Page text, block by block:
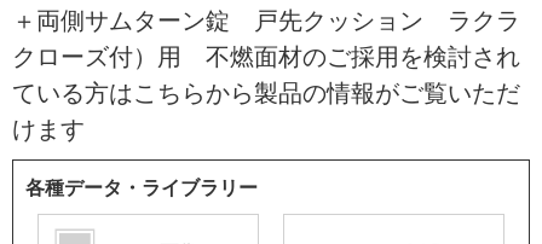
＋両側サムターン錠 戸先クッション ラクラ
クローズ付）用 不燃面材のご採用を検討され
ている方はこちらから製品の情報がご覧いただ
けます
各種データ・ライブラリー